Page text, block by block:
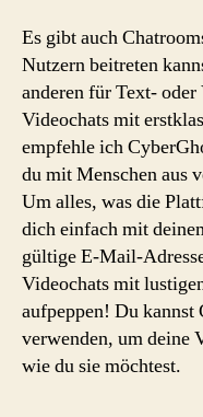
Es gibt auch
Nutzern beitreten
anderen für Text-
Videochats mit
empfehle ich
du mit Menschen aus
Um alles, was die
dich einfach mit
gültige E-Mail-
Videochats mit
aufpeppen! Du
verwenden, um deine
wie du sie möchtest.